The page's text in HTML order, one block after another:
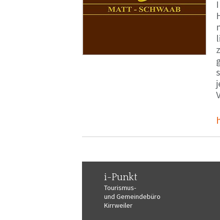
i-Punkt
Tourismus-
und Gemeindebüro
Kirrweiler